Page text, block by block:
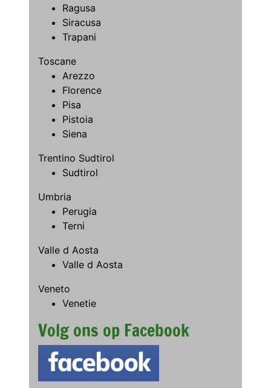
Ragusa
Siracusa
Trapani
Toscane
Arezzo
Florence
Pisa
Pistoia
Siena
Trentino Sudtirol
Sudtirol
Umbria
Perugia
Terni
Valle d Aosta
Valle d Aosta
Veneto
Venetie
Volg ons op Facebook